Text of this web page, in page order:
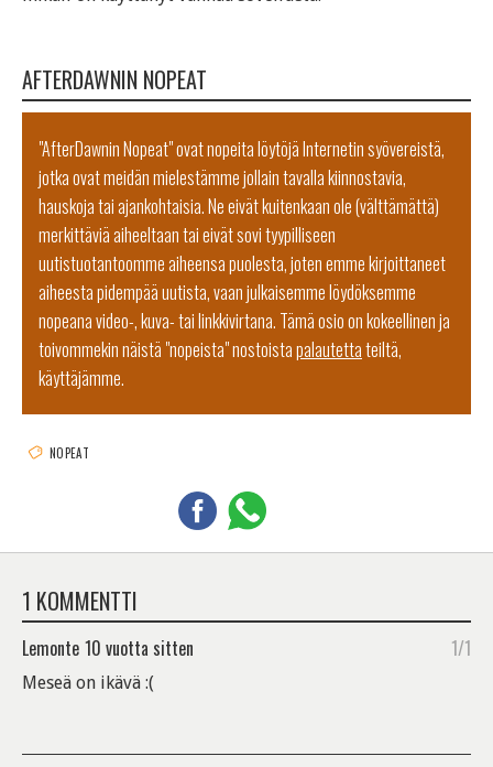
AFTERDAWNIN NOPEAT
"AfterDawnin Nopeat" ovat nopeita löytöjä Internetin syövereistä,
jotka ovat meidän mielestämme jollain tavalla kiinnostavia,
hauskoja tai ajankohtaisia. Ne eivät kuitenkaan ole (välttämättä)
merkittäviä aiheeltaan tai eivät sovi tyypilliseen
uutistuotantoomme aiheensa puolesta, joten emme kirjoittaneet
aiheesta pidempää uutista, vaan julkaisemme löydöksemme
nopeana video-, kuva- tai linkkivirtana. Tämä osio on kokeellinen ja
toivommekin näistä "nopeista" nostoistapalautettateiltä,
käyttäjämme.
NOPEAT
1 KOMMENTTI
Lemonte 10 vuotta sitten 1/1
Meseä on ikävä :(